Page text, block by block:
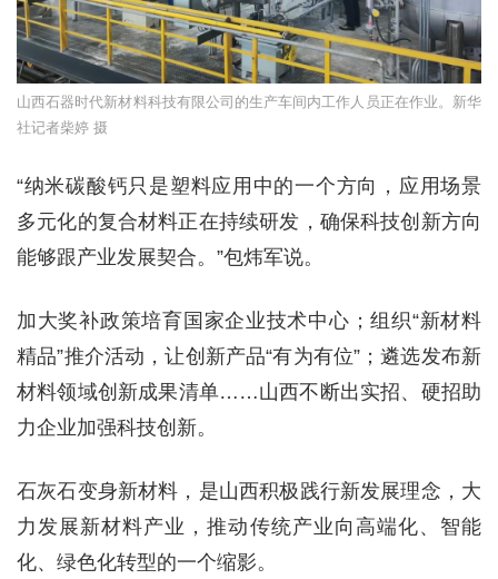
山西石器时代新材料科技有限公司的生产车间内工作人员正在作业。新华
社记者柴婷 摄
“纳米碳酸钙只是塑料应用中的一个方向，应用场景
多元化的复合材料正在持续研发，确保科技创新方向
能够跟产业发展契合。”包炜军说。
加大奖补政策培育国家企业技术中心；组织“新材料
精品”推介活动，让创新产品“有为有位”；遴选发布新
材料领域创新成果清单……山西不断出实招、硬招助
力企业加强科技创新。
石灰石变身新材料，是山西积极践行新发展理念，大
力发展新材料产业，推动传统产业向高端化、智能
化、绿色化转型的一个缩影。